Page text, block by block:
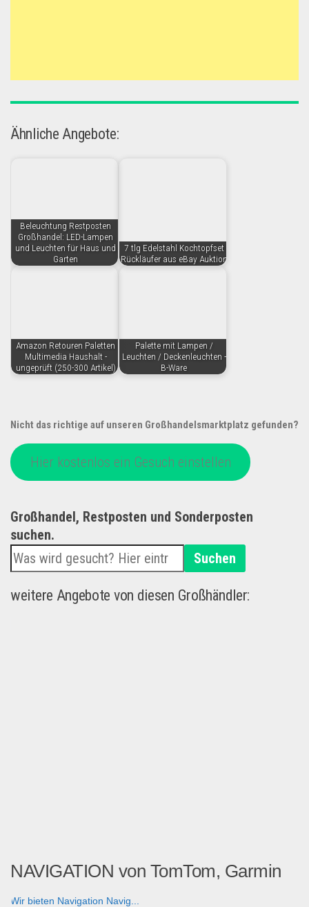
Ähnliche Angebote:
Beleuchtung Restposten
Großhandel: LED-Lampen
und Leuchten für Haus und
Garten
7 tlg Edelstahl Kochtopfset
Rückläufer aus eBay Auktion
Amazon Retouren Paletten
Multimedia Haushalt -
ungeprüft (250-300 Artikel)
Palette mit Lampen /
Leuchten / Deckenleuchten -
B-Ware
Nicht das richtige auf unseren Großhandelsmarktplatz gefunden?
Hier kostenlos ein Gesuch einstellen
Großhandel, Restposten und Sonderposten
suchen.
Suchen
weitere Angebote von diesen Großhändler:
NAVIGATION von TomTom, Garmin
Wir bieten Navigation Navig...